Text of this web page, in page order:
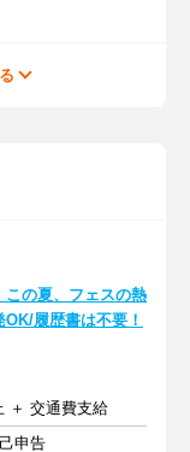
この夏、フェスの熱
履歴書は不要！
＋ 交通費支給
申告